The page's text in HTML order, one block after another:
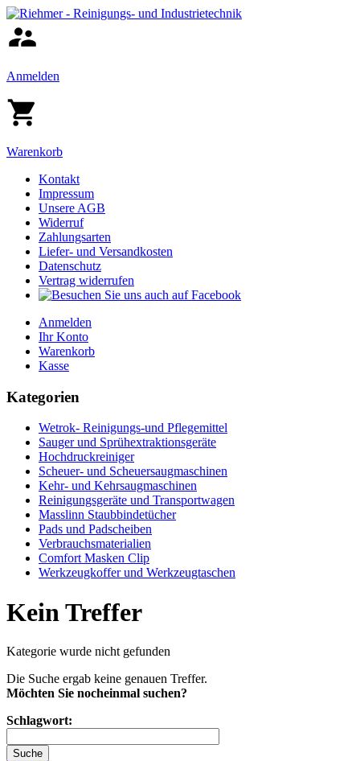
Anmelden
Warenkorb
Kontakt
Impressum
Unsere AGB
Widerruf
Zahlungsarten
Liefer- und Versandkosten
Datenschutz
Vertrag widerrufen
Anmelden
Ihr Konto
Warenkorb
Kasse
Kategorien
Wetrok- Reinigungs-und Pflegemittel
Sauger und Sprühextraktionsgeräte
Hochdruckreiniger
Scheuer- und Scheuersaugmaschinen
Kehr- und Kehrsaugmaschinen
Reinigungsgeräte und Transportwagen
Masslinn Staubbindetücher
Pads und Padscheiben
Verbrauchsmaterialien
Comfort Masken Clip
Werkzeugkoffer und Werkzeugtaschen
Kein Treffer
Kategorie wurde nicht gefunden
Die Suche ergab keine genauen Treffer.
Möchten Sie nocheinmal suchen?
Schlagwort: